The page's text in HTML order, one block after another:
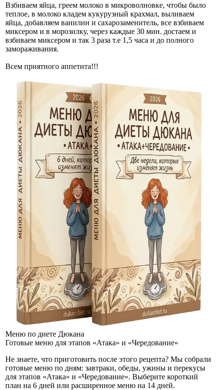
Взбиваем яйца, греем молоко в микроволновке, чтобы было
теплое, в молоко кладем кукурузный крахмал, выливаем
яйца, добавляем ванилин и сахарозаменитель, все взбиваем
миксером и в морозилку, через каждые 30 мин. достаем и
взбиваем миксером и так 3 раза т.е 1,5 часа и до полного
замораживания.
Всем приятного аппетита!!!
Меню по диете Дюкана
Готовые меню для этапов «Атака» и «Чередование»
Не знаете, что приготовить после этого рецепта? Мы собрали
готовые меню по дням: завтраки, обеды, ужины и перекусы
для этапов «Атака» и «Чередование». Выберите короткий
план на 6 дней или расширенное меню на 14 дней.